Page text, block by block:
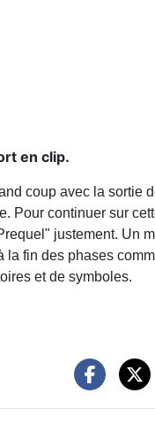
en clip.
coup avec la sortie
Pour continuer sur
justement. Un
la fin des phases
et de symboles.